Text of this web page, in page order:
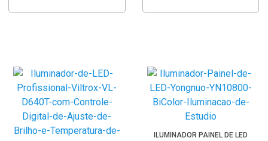
ILUMINADOR PAINEL DE LED